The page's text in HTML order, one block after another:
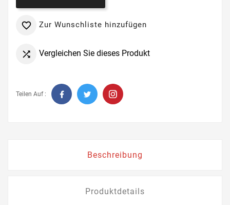
 Zur Wunschliste hinzufügen
 Vergleichen Sie dieses Produkt
Teilen Auf :
Beschreibung
Produktdetails